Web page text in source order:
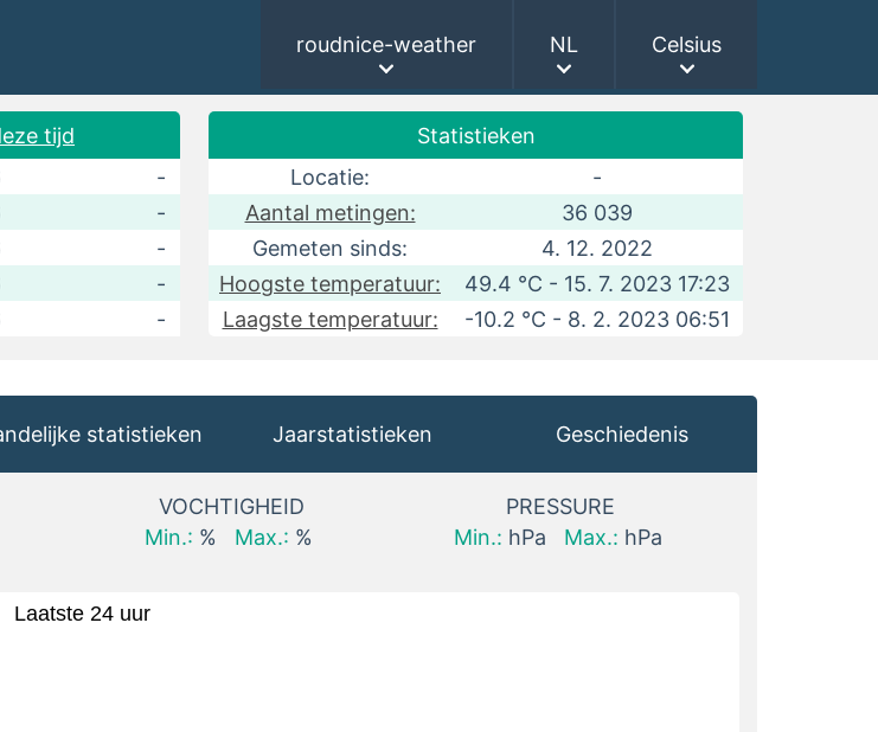
roudnice-weather NL Celsius
tijd
-
-
-
-
-
Statistieken
Locatie:
-
Aantal metingen:
36 039
Gemeten sinds:
4. 12. 2022
Hoogste temperatuur:
49.4 °C - 15. 7. 2023 17:23
Laagste temperatuur:
-10.2 °C - 8. 2. 2023 06:51
statistieken Jaarstatistieken Geschiedenis
VOCHTIGHEID
Min.: % Max.: %
PRESSURE
Min.: hPa Max.: hPa
Laatste 24 uur